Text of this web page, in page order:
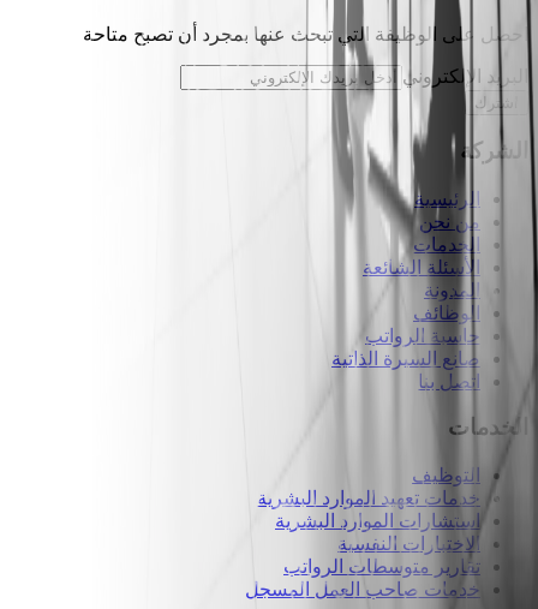
احصل على الوظيفة التي تبحث عنها بمجرد أن تصبح متاحة
البريد الإلكتروني
اشترك
الشركة
الرئيسية
من نحن
الخدمات
الأسئلة الشائعة
المدونة
الوظائف
حاسبة الرواتب
صانع السيرة الذاتية
اتصل بنا
الخدمات
التوظيف
خدمات تعهيد الموارد البشرية
استشارات الموارد البشرية
الاختبارات النفسية
تقارير متوسطات الرواتب
خدمات صاحب العمل المسجل